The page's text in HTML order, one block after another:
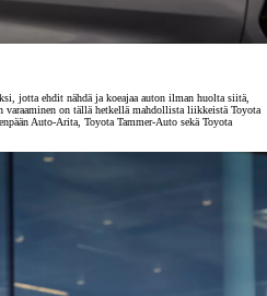
jotta ehdit nähdä ja koeajaa auton ilman huolta siitä,
on tällä hetkellä mahdollista liikkeistä Toyota
Auto-Arita, Toyota Tammer-Auto sekä Toyota